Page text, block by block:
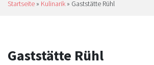
Startseite » Kulinarik » Gaststätte Rühl
Gaststätte Rühl